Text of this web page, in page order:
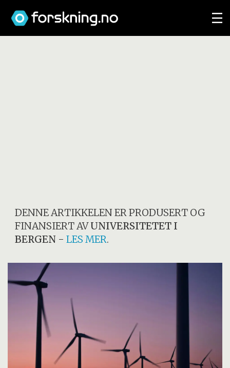
DENNE ARTIKKELEN ER PRODUSERT OG
FINANSIERT AVUNIVERSITETET I
BERGEN -LES MER.